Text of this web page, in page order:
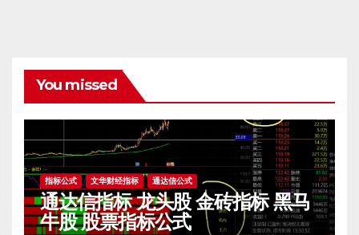
You missed
指标公式 文华财经指标 通达信公式
通达信指标 龙头股 金砖指标 黑马
牛股 股票指标公式